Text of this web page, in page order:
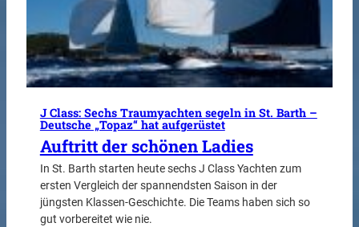
J Class: Sechs Traumyachten segeln in St. Barth –
Deutsche „Topaz“ hat aufgerüstet
Auftritt der schönen Ladies
In St. Barth starten heute sechs J Class Yachten zum
ersten Vergleich der spannendsten Saison in der
jüngsten Klassen-Geschichte. Die Teams haben sich so
gut vorbereitet wie nie.